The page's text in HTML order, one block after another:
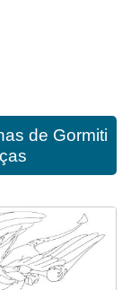
de Gormiti